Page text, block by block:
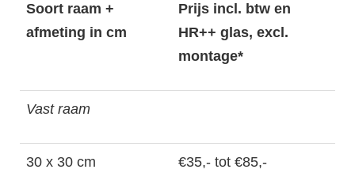
Soort raam +
afmeting in cm
Prijs incl. btw en
HR++ glas, excl.
montage*
Vast raam
30 x 30 cm €35,- tot €85,-